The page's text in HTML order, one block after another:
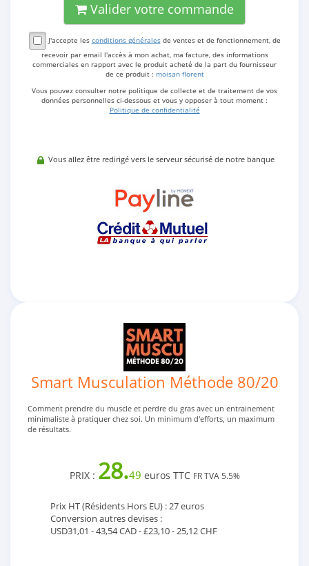
Valider votre commande
J'accepte les conditions généralesde ventes et de fonctionnement, de
recevoir par email l'accès à mon achat, ma facture, des informations
commerciales en rapport avec le produit acheté de la part du fournisseur
de ce produit : moisan florent
Vous pouvez consulter notre politique de collecte et de traitement de vos
données personnelles ci-dessous et vous y opposer à tout moment :
Politique de confidentialité
Vous allez être redirigé vers le serveur sécurisé de notre banque
Smart Musculation Méthode 80/20
Comment prendre du muscle et perdre du gras avec un entrainement
minimaliste à pratiquer chez soi. Un minimum d'efforts, un maximum
de résultats.
PRIX : 28.49 euros TTC FR TVA 5.5%
Prix HT (Résidents Hors EU) : 27 euros
Conversion autres devises :
USD31,01 - 43,54 CAD - £23,10 - 25,12 CHF